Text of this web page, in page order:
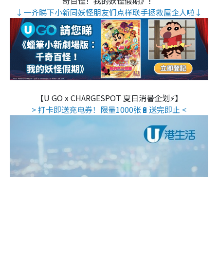
↓一齐睇下小新同妖怪朋友们点样联手拯救屋企人啦↓
【U GO x CHARGESPOT 夏日消暑企划⚡】
> 打卡即送充电券！限量1000张🔋送完即止 <